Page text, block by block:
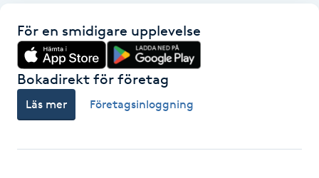
Hårförlängning
Hårvård
Hälsa
För en smidigare upplevelse
Bokadirekt för företag
Läs mer Företagsinloggning